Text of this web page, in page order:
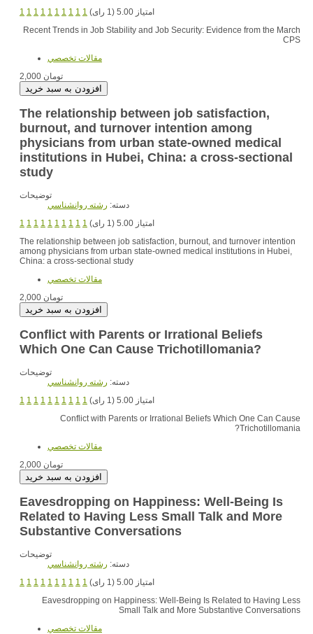
1 1 1 1 1 1 1 1 1 1
امتیاز 5.00 (1 رای)
Recent Trends in Job Stability and Job Security: Evidence from the March
CPS
مقالات تخصصي
2,000 تومان
The relationship between job satisfaction,
burnout, and turnover intention among
physicians from urban state-owned medical
institutions in Hubei, China: a cross-sectional
study
توضیحات
دسته: رشته روانشناسي
1 1 1 1 1 1 1 1 1 1
امتیاز 5.00 (1 رای)
The relationship between job satisfaction, burnout, and turnover intention
among physicians from urban state-owned medical institutions in Hubei,
China: a cross-sectional study
مقالات تخصصي
2,000 تومان
Conflict with Parents or Irrational Beliefs
Which One Can Cause Trichotillomania?
توضیحات
دسته: رشته روانشناسي
1 1 1 1 1 1 1 1 1 1
امتیاز 5.00 (1 رای)
Conflict with Parents or Irrational Beliefs Which One Can Cause
Trichotillomania?
مقالات تخصصي
2,000 تومان
Eavesdropping on Happiness: Well-Being Is
Related to Having Less Small Talk and More
Substantive Conversations
توضیحات
دسته: رشته روانشناسي
1 1 1 1 1 1 1 1 1 1
امتیاز 5.00 (1 رای)
Eavesdropping on Happiness: Well-Being Is Related to Having Less
Small Talk and More Substantive Conversations
مقالات تخصصي